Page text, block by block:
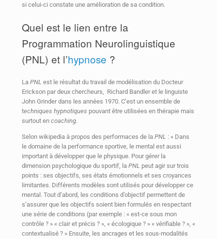
si celui-ci constate une amélioration de sa condition.
Quel est le lien entre la
Programmation Neurolinguistique
(PNL) et l’hypnose ?
La PNL est le résultat du travail de modélisation du Docteur
Erickson par deux chercheurs, Richard Bandler et le linguiste
John Grinder dans les années 1970. C’est un ensemble de
techniques hypnotiques pouvant être utilisées en thérapie mais
surtout en coaching.
Selon wikipedia à propos des performaces de la PNL : « Dans
le domaine de la performance sportive, le mental est aussi
important à développer que le physique. Pour gérer la
dimension psychologique du sportif, la PNL peut agir sur trois
points : ses objectifs, ses états émotionnels et ses croyances
limitantes. Différents modèles sont utilisés pour développer ce
mental. Tout d’abord, les conditions d’objectif permettent de
s’assurer que les objectifs soient bien formulés en respectant
une série de conditions (par exemple : « est-ce sous mon
contrôle ? » « clair et précis ? », « écologique ? » « vérifiable ? », «
contextualisé ? » Ensuite, les ancrages et les sous-modalités